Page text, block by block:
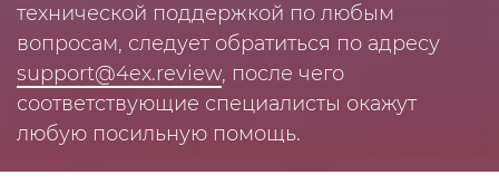
технической поддержкой по любым
вопросам, следует обратиться по адресу
support@4ex.review, после чего
соответствующие специалисты окажут
любую посильную помощь.